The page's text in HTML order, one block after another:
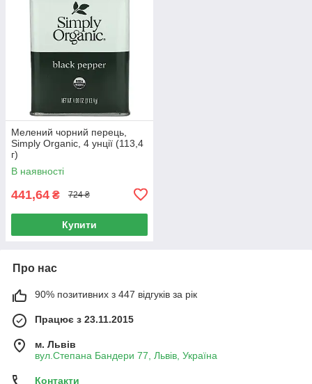
Мелений чорний перець,
Simply Organic, 4 унції (113,4
г)
В наявності
441,64 ₴ 724 ₴
Купити
Про нас
90% позитивних з 447 відгуків за рік
Працює з 23.11.2015
м. Львів
вул.Степана Бандери 77, Львів, Україна
Контакти